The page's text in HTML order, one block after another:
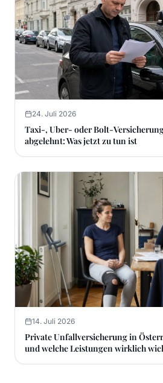
24. Juli 2026
Taxi-, Uber- oder Bolt-
abgelehnt: Was jetzt zu tun ist
14. Juli 2026
Private Unfallversicherung in
und welche Leistungen wirklich